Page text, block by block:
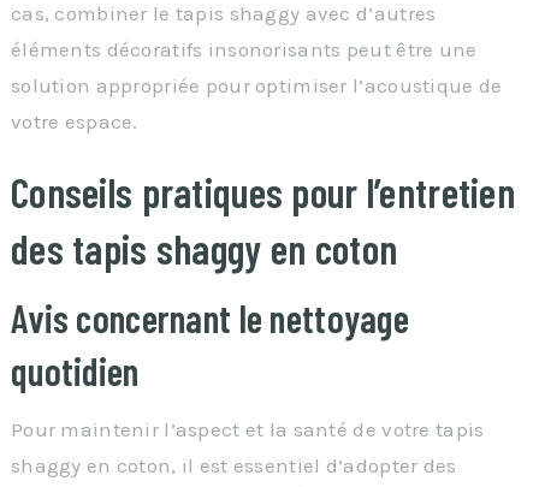
cas, combiner le tapis shaggy avec d’autres
éléments décoratifs insonorisants peut être une
solution appropriée pour optimiser l’acoustique de
votre espace.
Conseils pratiques pour l’entretien
des tapis shaggy en coton
Avis concernant le nettoyage
quotidien
Pour maintenir l’aspect et la santé de votre tapis
shaggy en coton, il est essentiel d’adopter des